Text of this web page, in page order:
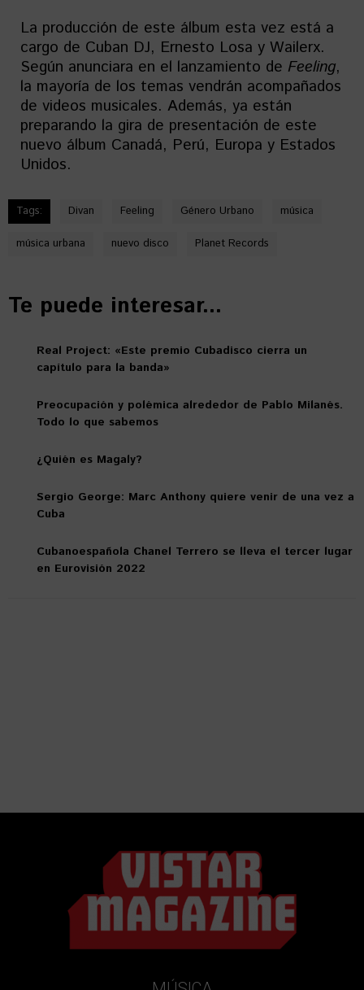
La producción de este álbum esta vez está a
cargo de Cuban DJ, Ernesto Losa y Wailerx.
Según anunciara en el lanzamiento de Feeling,
la mayoría de los temas vendrán acompañados
de videos musicales. Además, ya están
preparando la gira de presentación de este
nuevo álbum Canadá, Perú, Europa y Estados
Unidos.
Tags: Divan Feeling Género Urbano música
música urbana nuevo disco Planet Records
Te puede interesar...
Real Project: «Este premio Cubadisco cierra un
capítulo para la banda»
Preocupación y polémica alrededor de Pablo Milanés.
Todo lo que sabemos
¿Quién es Magaly?
Sergio George: Marc Anthony quiere venir de una vez a
Cuba
Cubanoespañola Chanel Terrero se lleva el tercer lugar
en Eurovisión 2022